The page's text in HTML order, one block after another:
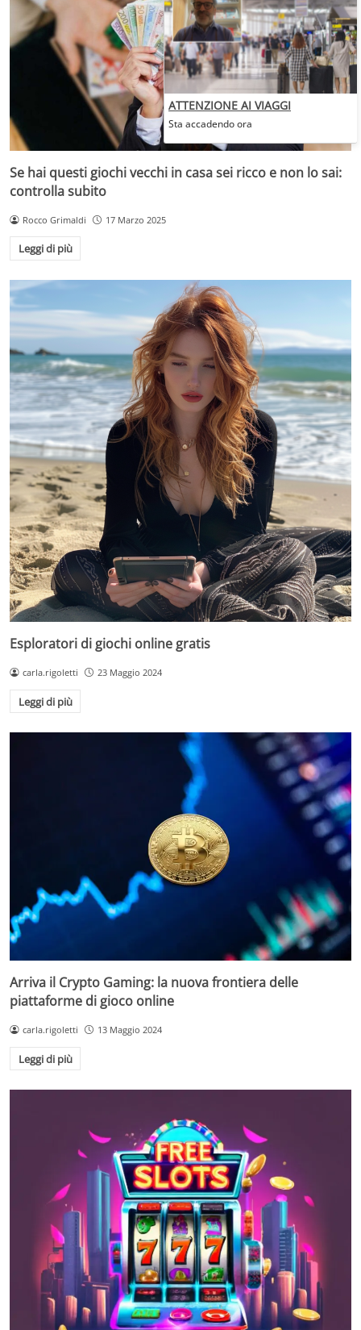
Se hai questi giochi vecchi in casa sei ricco e non lo sai:
controlla subito
Rocco Grimaldi 17 Marzo 2025
Leggi di più
Esploratori di giochi online gratis
carla.rigoletti 23 Maggio 2024
Leggi di più
Arriva il Crypto Gaming: la nuova frontiera delle
piattaforme di gioco online
carla.rigoletti 13 Maggio 2024
Leggi di più
ATTENZIONE AI VIAGGI
Sta accadendo ora